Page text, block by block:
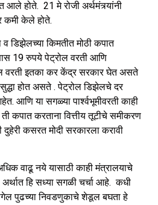
होते. 21 मे रोजी अर्थमंत्र्यांनी
कमी केले होते.
डिझेलच्या किमतीत मोठी कपात
19 रुपये पेट्रोल वरती आणि
वरती इतका कर केंद्र सरकार घेत असते
सुद्धा होत असते . पेट्रोल डिझेलचे दर
आणि या सगळ्या पार्श्वभूमीवरती काही
कपात करताना वित्तीय तूटीचे समीकरण
दुहेरी कसरत मोदी सरकारला करावी
वाढू नये यासाठी काही मंत्रालयाचे
हि सध्या सगळी चर्चा आहे. कधी
पुढच्या निवडणुकाचे शेडूल बघता हे